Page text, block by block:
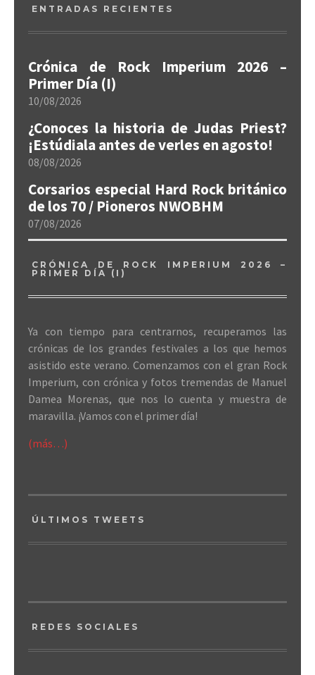
ENTRADAS RECIENTES
Crónica de Rock Imperium 2026 –
Primer Día (I)
10/08/2026
¿Conoces la historia de Judas Priest?
¡Estúdiala antes de verles en agosto!
08/08/2026
Corsarios especial Hard Rock británico
de los 70 / Pioneros NWOBHM
07/08/2026
CRÓNICA DE ROCK IMPERIUM 2026 –
PRIMER DÍA (I)
Ya con tiempo para centrarnos, recuperamos las
crónicas de los grandes festivales a los que hemos
asistido este verano. Comenzamos con el gran Rock
Imperium, con crónica y fotos tremendas de Manuel
Damea Morenas, que nos lo cuenta y muestra de
maravilla. ¡Vamos con el primer día!
(más…)
ÚLTIMOS TWEETS
REDES SOCIALES